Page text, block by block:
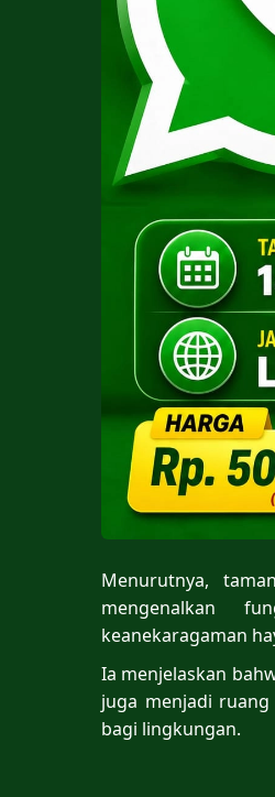
Menurutnya,
mengenalkan
keanekaragaman
Ia menjelaskan
juga menjadi
bagi lingkungan.